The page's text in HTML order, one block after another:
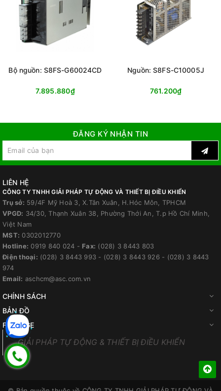
Bộ nguồn: S8FS-G60024CD
7.895.880₫
Nguồn: S8FS-C10005J
761.200₫
ĐĂNG KÝ NHẬN TIN
LIÊN HỆ
CÔNG TY TNHH GIẢI PHÁP TỰ ĐỘNG VÀ THIẾT BỊ ĐIỀU KHIỂN
Trụ sở: 59/4F Mỹ Hoà 3, X.Tân Xuân, H.Hóc Môn, TPHCM
VPGD: 34/30, Thạnh Xuân 38, Phường Thới An, T.p Hồ Chí Minh,
Việt Nam
MST: 0302012770
Hotline: 0919 840 024 - Fax: (028) 3 8443 803
Điện thoại: (028) 3 8443 993 - (028) 3 8443 926 - (028) 3 8443
974
Email: aschcm@asc.com.vn
CHÍNH SÁCH
BẢN ĐỒ
FANPAGE
GIẢI PHÁP TỰ ĐỘNG & THIẾT BỊ ĐIỀU KHIỂN